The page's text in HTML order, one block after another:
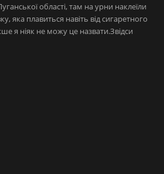
області, там на урни наклеїли
яка плавиться навіть від сигаретного
я ніяк не можу це назвати.Звідси